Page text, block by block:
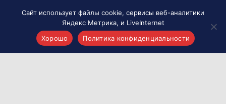
Сайт использует файлы cookie, сервисы веб-аналитики
Яндекс Метрика, и LiveInternet
Хорошо
Политика конфиденциальности